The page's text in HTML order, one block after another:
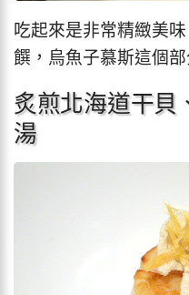
吃起來是非常精緻美
饌，烏魚子慕斯這個
炙煎北海道干貝
湯